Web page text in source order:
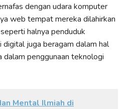
dengan udara komputer
web tempat mereka dilahirkan
halnya penduduk
juga beragam dalam hal
dalam penggunaan teknologi
Mental Ilmiah di